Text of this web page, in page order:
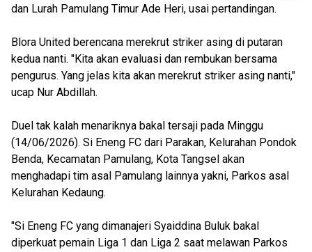
dan Lurah Pamulang Timur Ade Heri, usai pertandingan.
Blora United berencana merekrut striker asing di putaran
kedua nanti. "Kita akan evaluasi dan rembukan bersama
pengurus. Yang jelas kita akan merekrut striker asing nanti,"
ucap Nur Abdillah.
Duel tak kalah menariknya bakal tersaji pada Minggu
(14/06/2026). Si Eneng FC dari Parakan, Kelurahan Pondok
Benda, Kecamatan Pamulang, Kota Tangsel akan
menghadapi tim asal Pamulang lainnya yakni, Parkos asal
Kelurahan Kedaung.
"Si Eneng FC yang dimanajeri Syaiddina Buluk bakal
diperkuat pemain Liga 1 dan Liga 2 saat melawan Parkos